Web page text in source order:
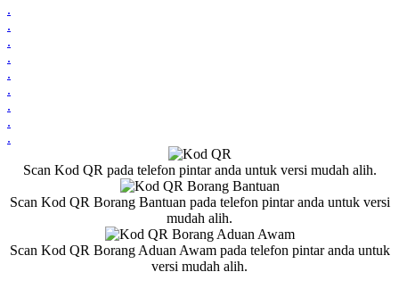
.
.
.
.
.
.
.
.
.
Scan Kod QR pada telefon pintar anda untuk versi mudah alih.
Scan Kod QR Borang Bantuan pada telefon pintar anda untuk versi
mudah alih.
Scan Kod QR Borang Aduan Awam pada telefon pintar anda untuk
versi mudah alih.